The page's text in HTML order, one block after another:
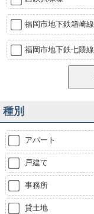
福岡市地下鉄箱崎線
福岡市地下鉄七隈線
種別
アパート
戸建て
事務所
貸土地